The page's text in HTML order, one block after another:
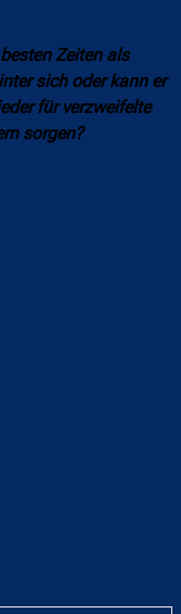
Zeiten als
sich oder kann er
für verzweifelte
sorgen?